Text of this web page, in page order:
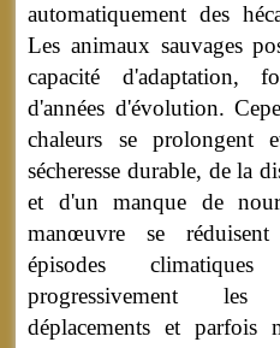
automatiquement des
Les animaux sauvages
capacité d'adaptation,
d'années d'évolution.
chaleurs se prolongent
sécheresse durable, de la
et d'un manque de
manœuvre se réduisent
épisodes
progressivement les
déplacements et parfois